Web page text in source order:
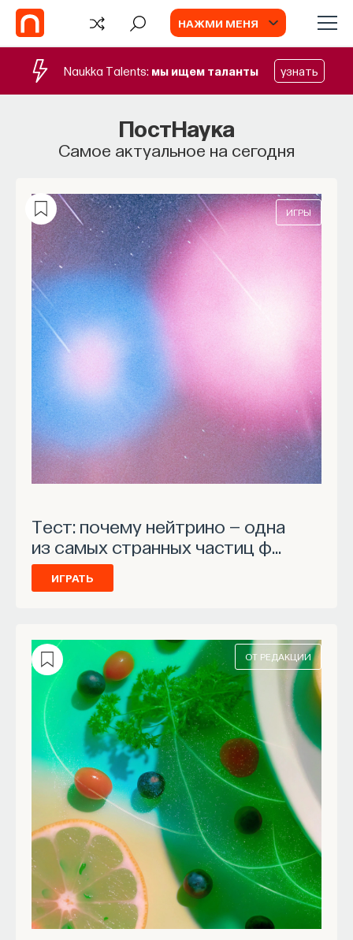
НАЖМИ МЕНЯ
Naukka Talents: мы ищем таланты узнать
ПостНаука
Самое актуальное на сегодня
ИГРЫ
Тест: почему нейтрино — одна
из самых странных частиц ф…
ИГРАТЬ
ОТ РЕДАКЦИИ